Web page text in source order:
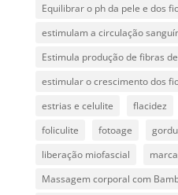
Equilibrar o ph da pele e dos
estimulam a circulação
Estimula produção de fibras
estimular o crescimento dos
estrias e celulite
flacidez
foliculite
fotoage
liberação miofascial
Massagem corporal com